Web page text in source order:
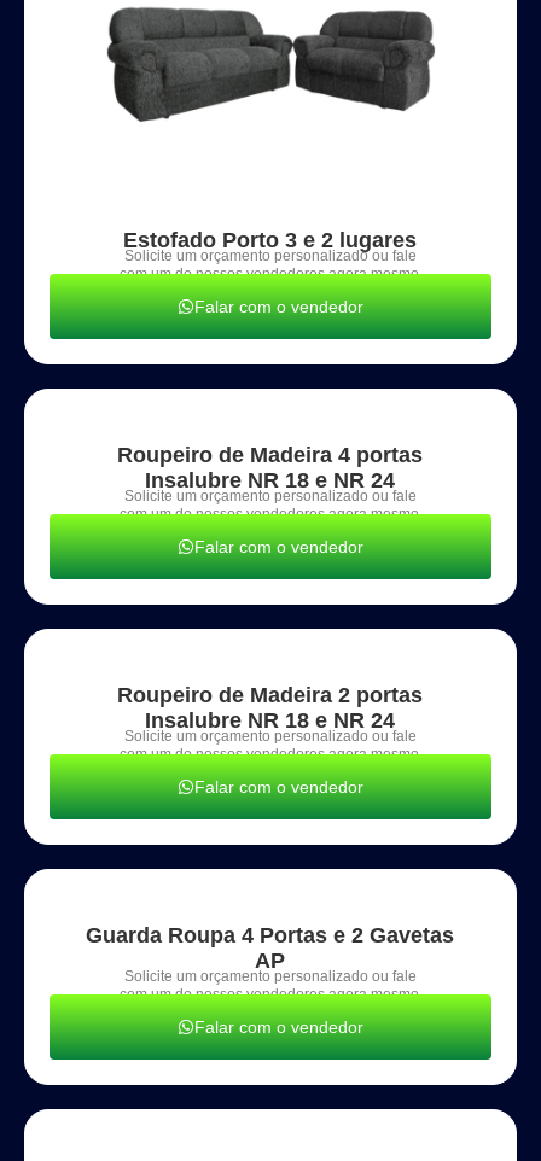
Estofado Porto 3 e 2 lugares
Solicite um orçamento personalizado ou fale
com um de nossos vendedores agora mesmo.
Falar com o vendedor
Roupeiro de Madeira 4 portas
Insalubre NR 18 e NR 24
Solicite um orçamento personalizado ou fale
com um de nossos vendedores agora mesmo.
Falar com o vendedor
Roupeiro de Madeira 2 portas
Insalubre NR 18 e NR 24
Solicite um orçamento personalizado ou fale
com um de nossos vendedores agora mesmo.
Falar com o vendedor
Guarda Roupa 4 Portas e 2 Gavetas
AP
Solicite um orçamento personalizado ou fale
com um de nossos vendedores agora mesmo.
Falar com o vendedor